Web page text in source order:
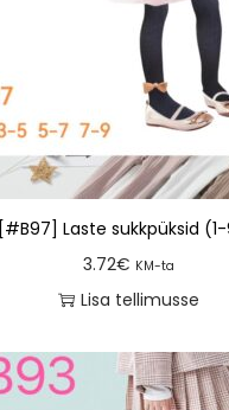
[#B97] Laste sukkpüksid
3.72€ KM-ta
Lisa tellimusse